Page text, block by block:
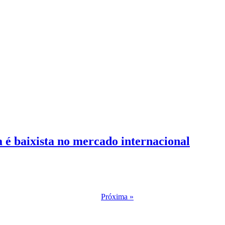
baixista no mercado internacional
Próxima »